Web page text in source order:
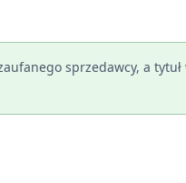
sprzedawcy, a